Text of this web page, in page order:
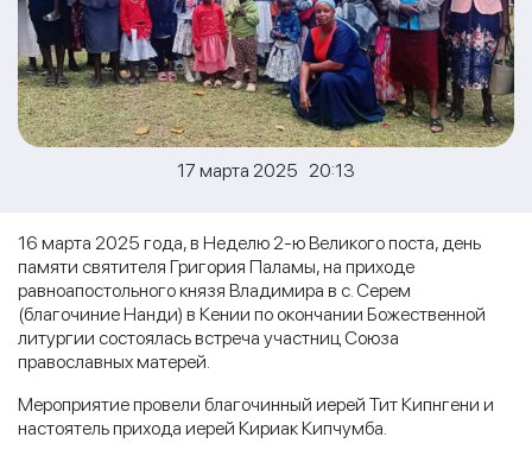
17 марта 2025 20:13
16 марта 2025 года, в Неделю 2-ю Великого поста, день
памяти святителя Григория Паламы, на приходе
равноапостольного князя Владимира в с. Серем
(благочиние Нанди) в Кении по окончании Божественной
литургии состоялась встреча участниц Союза
православных матерей.
Мероприятие провели благочинный иерей Тит Кипнгени и
настоятель прихода иерей Кириак Кипчумба.